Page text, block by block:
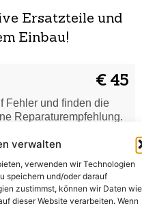
verwalten
verwenden wir Technologien
speichern und/oder darauf
zustimmst, können wir Daten wie
dieser Website verarbeiten. Wenn
Ersatzteile und
Einbau!
€ 45
Fehler und finden die
Reparaturempfehlung.
abbekommen? Wir
ob eine Reparatur nötig